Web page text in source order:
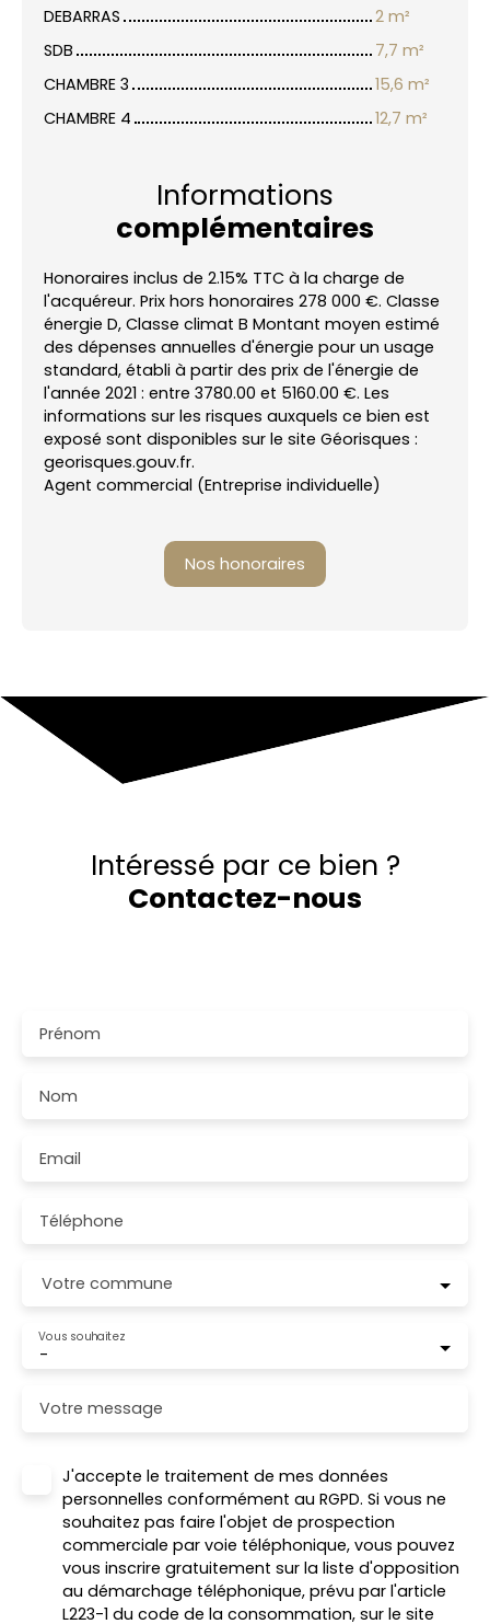
DEBARRAS
2 m²
SDB
7,7 m²
CHAMBRE 3
15,6 m²
CHAMBRE 4
12,7 m²
Informations
complémentaires
Honoraires inclus de 2.15% TTC à la charge de
l'acquéreur. Prix hors honoraires 278 000 €. Classe
énergie D, Classe climat B Montant moyen estimé
des dépenses annuelles d'énergie pour un usage
standard, établi à partir des prix de l'énergie de
l'année 2021 : entre 3780.00 et 5160.00 €. Les
informations sur les risques auxquels ce bien est
exposé sont disponibles sur le site Géorisques :
georisques.gouv.fr.
Agent commercial (Entreprise individuelle)
Nos honoraires
Intéressé par ce bien ?
Contactez-nous
Prénom
Nom
Email
Téléphone
Votre commune
-
Vous souhaitez
Votre message
J'accepte le traitement de mes données
personnelles conformément au RGPD. Si vous ne
souhaitez pas faire l'objet de prospection
commerciale par voie téléphonique, vous pouvez
vous inscrire gratuitement sur la liste d'opposition
au démarchage téléphonique, prévu par l'article
L223-1 du code de la consommation, sur le site